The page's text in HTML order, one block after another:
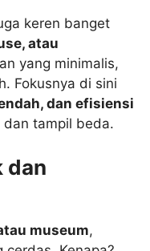
keren banget
atau
yang minimalis,
Fokusnya di sini
dan efisiensi
dan tampil beda.
dan
museum,